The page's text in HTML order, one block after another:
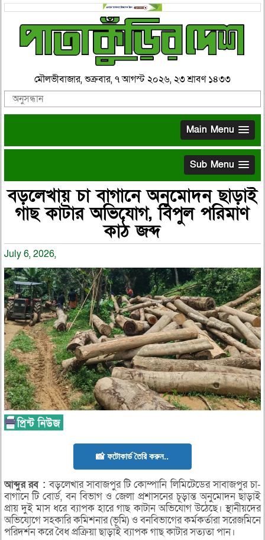
মৌলভীবাজার, শুক্রবার, ৭ আগস্ট ২০২৬, ২৩ শ্রাবণ ১৪৩৩
Main Menu
Sub Menu
বড়লেখায় চা বাগানে অনুমোদন ছাড়াই
গাছ কাটার অভিযোগ, বিপুল পরিমাণ
কাঠ জব্দ
July 6, 2026,
📸 ফটোকার্ড তৈরি করুন..
আব্দুর রব: বড়লেখার সাবাজপুর টি কোম্পানি লিমিটেডের সাবাজপুর চা-
বাগানে টি বোর্ড, বন বিভাগ ও জেলা প্রশাসনের চূড়ান্ত অনুমোদন ছাড়াই
প্রায় দুই মাস ধরে ব্যাপক হারে গাছ কাটান অভিযোগ উঠেছে। স্থানীয়দের
অভিযোগে সহকারি কমিশনার (ভূমি) ও বনবিভাগের কর্মকর্তারা সরেজমিনে
পরিদর্শন করে বৈধ প্রক্রিয়া ছাড়াই ব্যাপক গাছ কাটার সত্যতা পান।